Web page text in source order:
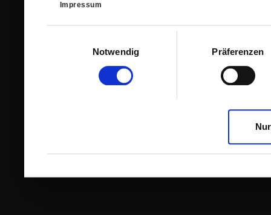
Impressum
Notwendig
Präferenzen